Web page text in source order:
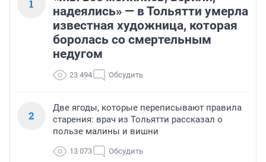
1
надеялись» — в Тольятти умерла
известная художница, которая
боролась со смертельным
недугом
23 494 Обсудить
2
Две ягоды, которые переписывают правила
старения: врач из Тольятти рассказал о
пользе малины и вишни
13 073 Обсудить